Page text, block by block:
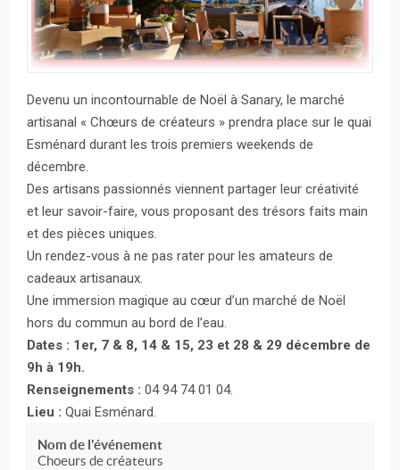
Devenu un incontournable de Noël à Sanary, le marché
artisanal « Chœurs de créateurs » prendra place sur le quai
Esménard durant les trois premiers weekends de
décembre.
Des artisans passionnés viennent partager leur créativité
et leur savoir-faire, vous proposant des trésors faits main
et des pièces uniques.
Un rendez-vous à ne pas rater pour les amateurs de
cadeaux artisanaux.
Une immersion magique au cœur d’un marché de Noël
hors du commun au bord de l’eau.
Dates : 1er, 7 & 8, 14 & 15, 23 et 28 & 29 décembre de
9h à 19h.
Renseignements : 04 94 74 01 04.
Lieu : Quai Esménard.
Nom de l'événement
Choeurs de créateurs